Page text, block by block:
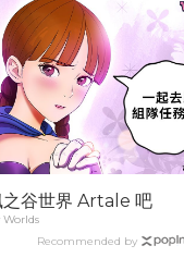
之谷世界 Artale 吧
Worlds
Recommended by